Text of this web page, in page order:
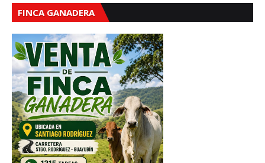
FINCA GANADERA